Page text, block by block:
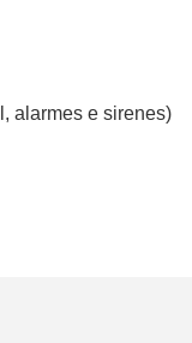
alarmes e sirenes)